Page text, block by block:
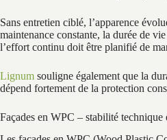
Sans entretien ciblé, l’apparence
maintenance constante, la durée de
l’effort continu doit être planifié de
Lignum souligne également que la
dépend fortement de la protection
Façades en WPC – stabilité